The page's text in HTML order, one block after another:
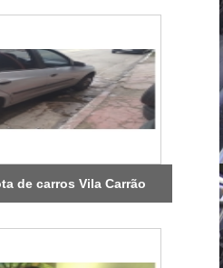
de carros Vila Carrão